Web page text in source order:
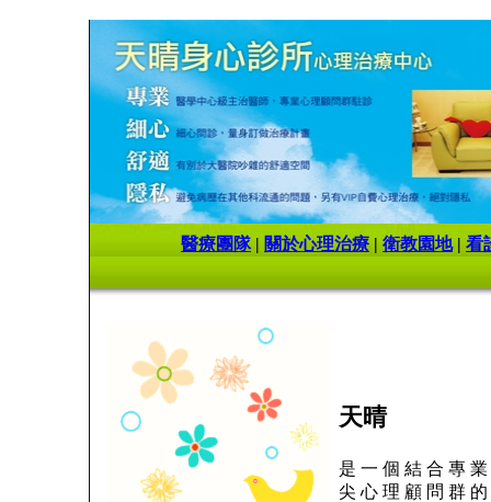
醫療團隊| 關於心理治療 | 衛教園地| 看
天晴
是 一 個 結 合 專
尖 心 理 顧 問 群